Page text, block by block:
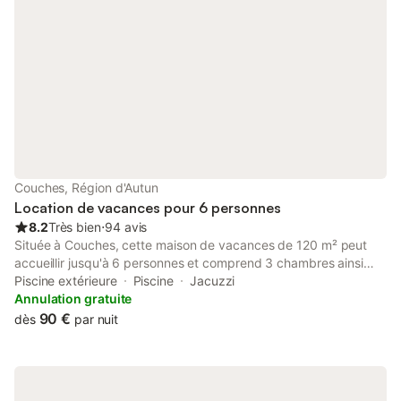
Couches, Région d'Autun
Location de vacances pour 6 personnes
8.2Très bien⋅94 avis
Située à Couches, cette maison de vacances de 120 m² peut
accueillir jusqu'à 6 personnes et comprend 3 chambres ainsi
que 2 salles de bains. La propriété se trouve à 500 m du
centre-ville, offrant un point de départ pratique pour explorer
les environs. L'intérieur dispose d'une cuisine équipée d'un lave-
Piscine extérieure Piscine
Jacuzzi
Annulation gratuite
dès 90 € par nuit